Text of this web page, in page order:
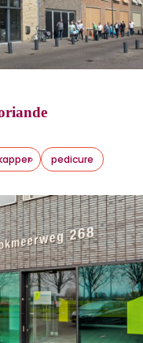
kapper pedicure